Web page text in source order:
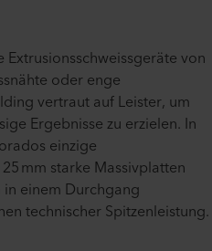
von
oder enge
vertraut auf Leister, um
Ergebnisse zu erzielen. In
einzige
mm starke Massivplatten
einem Durchgang
technischer Spitzenleistung.